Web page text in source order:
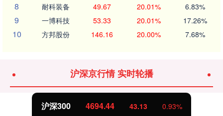
8 耐科装备 49.67 20.01% 6.83%
9 一博科技 53.33 20.01% 17.26%
10 方邦股份 146.16 20.00% 7.68%
沪深京行情 实时轮播
沪深300 4694.44 43.13 0.93%